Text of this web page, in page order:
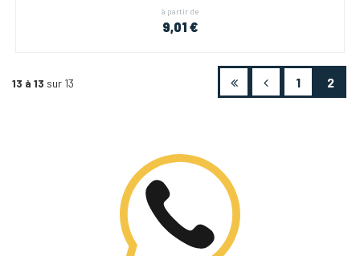
à partir de
9,01 €
13 à 13 sur 13 1 2